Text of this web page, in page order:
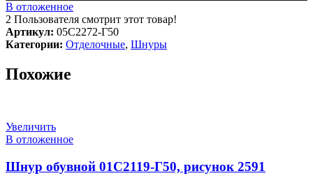
В отложенное
2 Пользователя смотрит этот товар!
Артикул: 05С2272-Г50
Категории: Отделочные, Шнуры
Похожие
Увеличить
В отложенное
Шнур обувной 01С2119-Г50, рисунок 2591